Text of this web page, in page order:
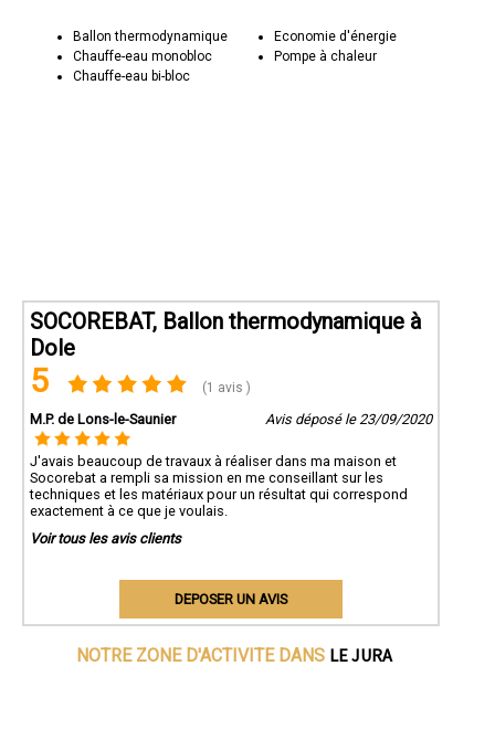
Ballon thermodynamique
Chauffe-eau monobloc
Chauffe-eau bi-bloc
Economie d'énergie
Pompe à chaleur
SOCOREBAT, Ballon thermodynamique à
Dole
5 (1 avis )
M.P. de Lons-le-Saunier Avis déposé le 23/09/2020
J'avais beaucoup de travaux à réaliser dans ma maison et
Socorebat a rempli sa mission en me conseillant sur les
techniques et les matériaux pour un résultat qui correspond
exactement à ce que je voulais.
Voir tous les avis clients
DEPOSER UN AVIS
NOTRE ZONE D'ACTIVITE DANS LE JURA